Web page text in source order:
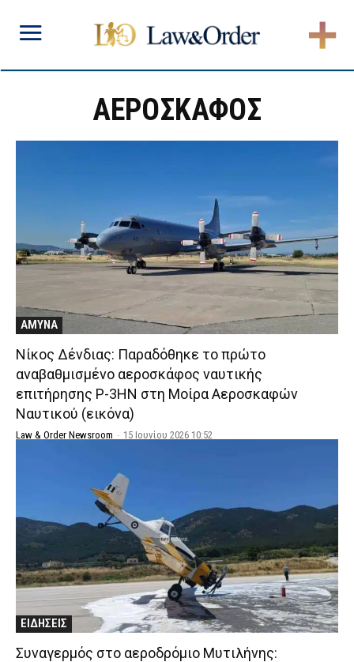
ΑΕΡΟΣΚΑΦΟΣ
ΑΜΥΝΑ
Νίκος Δένδιας: Παραδόθηκε το πρώτο
αναβαθμισμένο αεροσκάφος ναυτικής
επιτήρησης P-3HN στη Μοίρα Αεροσκαφών
Ναυτικού (εικόνα)
Law & Order Newsroom - 15 Ιουνίου 2026 10:52
ΕΙΔΗΣΕΙΣ
Συναγερμός στο αεροδρόμιο Μυτιλήνης: